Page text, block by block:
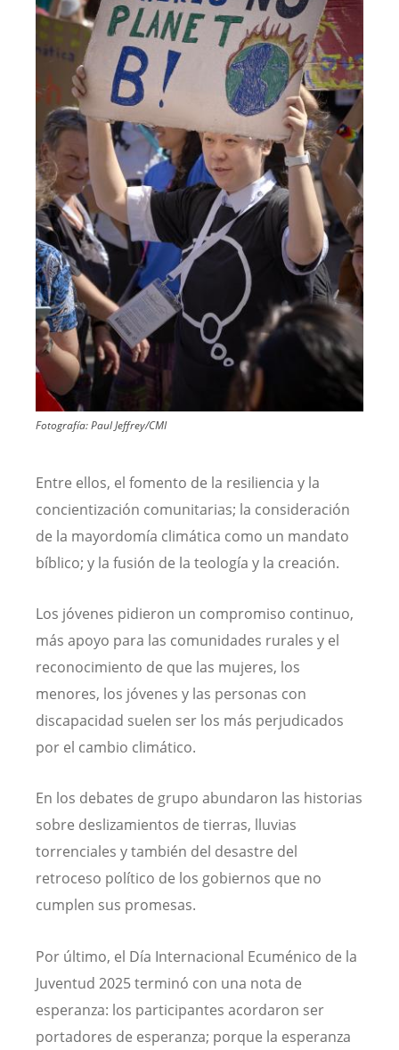
Fotografía:Paul Jeffrey/CMI
Entre ellos, el fomento de la resiliencia y la
concientización comunitarias; la consideración
de la mayordomía climática como un mandato
bíblico; y la fusión de la teología y la creación.
Los jóvenes pidieron un compromiso continuo,
más apoyo para las comunidades rurales y el
reconocimiento de que las mujeres, los
menores, los jóvenes y las personas con
discapacidad suelen ser los más perjudicados
por el cambio climático.
En los debates de grupo abundaron las historias
sobre deslizamientos de tierras, lluvias
torrenciales y también del desastre del
retroceso político de los gobiernos que no
cumplen sus promesas.
Por último, el Día Internacional Ecuménico de la
Juventud 2025 terminó con una nota de
esperanza: los participantes acordaron ser
portadores de esperanza; porque la esperanza